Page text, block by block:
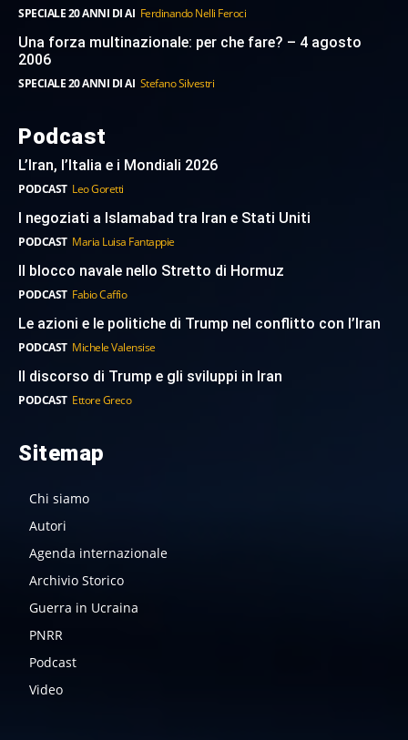
SPECIALE 20 ANNI DI AI Ferdinando Nelli Feroci
Una forza multinazionale: per che fare? – 4 agosto
2006
SPECIALE 20 ANNI DI AI Stefano Silvestri
Podcast
L’Iran, l’Italia e i Mondiali 2026
PODCAST Leo Goretti
I negoziati a Islamabad tra Iran e Stati Uniti
PODCAST Maria Luisa Fantappie
Il blocco navale nello Stretto di Hormuz
PODCAST Fabio Caffio
Le azioni e le politiche di Trump nel conflitto con l’Iran
PODCAST Michele Valensise
Il discorso di Trump e gli sviluppi in Iran
PODCAST Ettore Greco
Sitemap
Chi siamo
Autori
Agenda internazionale
Archivio Storico
Guerra in Ucraina
PNRR
Podcast
Video